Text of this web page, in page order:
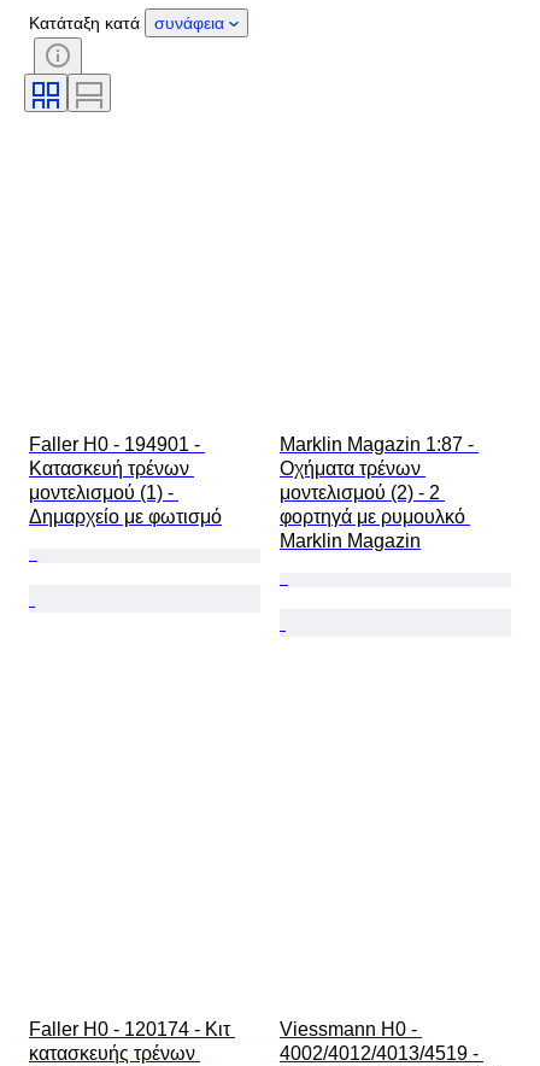
Στυλ
Κλίμακα
Έλεγχος
Τροφοδοσία
Κατάταξη κατά συνάφεια
Faller H0 - 194901 -
Κατασκευή τρένων
μοντελισμού (1) -
Δημαρχείο με φωτισμό
Marklin Magazin 1:87 -
Οχήματα τρένων
μοντελισμού (2) - 2
φορτηγά με ρυμουλκό
Marklin Magazin
Faller H0 - 120174 - Κιτ
κατασκευής τρένων
Viessmann H0 -
4002/4012/4013/4519 -